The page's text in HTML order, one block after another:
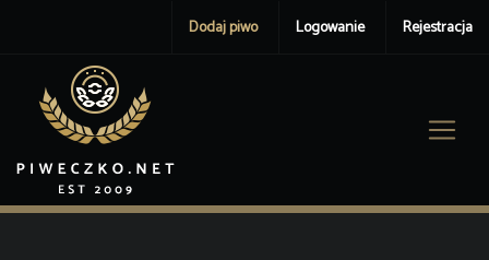
Dodaj piwo Logowanie Rejestracja